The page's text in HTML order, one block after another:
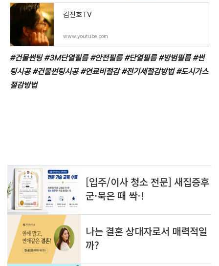
김진호TV
www.youtube.com
#건물썬팅 #3M단열필름 #안전필름 #단열필름 #방범필름 #썬
팅시공 #건물썬팅시공 #연료비절감 #전기세절감방법 #도시가스
절감방법